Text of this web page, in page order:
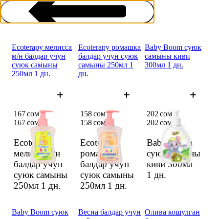
Кичинекей балдар үчүн самын
Ecoterapy мелисса
м/н балдар учун
суюк самыны
250мл 1 дн.
Ecoterapy
мелисса м/н
балдар учун
суюк самыны
250мл 1 дн.
167 сом
167 сом
Ecoterapy ромашка
балдар учун суюк
самыны 250мл 1
дн.
Ecoterapy
ромашка
балдар учун
суюк самыны
250мл 1 дн.
158 сом
158 сом
Baby Boom суюк
самыны киви
300мл 1 дн.
Baby Boom
суюк самыны
киви 300мл
1 дн.
202 сом
202 сом
Baby Boom суюк
Весна балдар учун Олива кошулган